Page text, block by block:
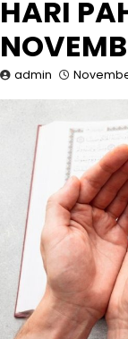
HARI
admin